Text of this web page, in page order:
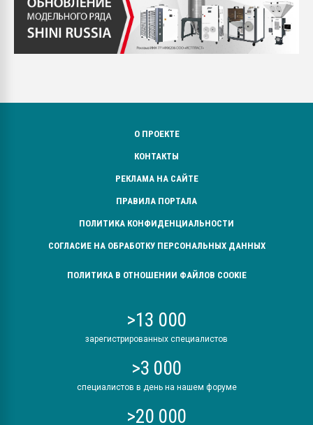
О ПРОЕКТЕ
КОНТАКТЫ
РЕКЛАМА НА САЙТЕ
ПРАВИЛА ПОРТАЛА
ПОЛИТИКА КОНФИДЕНЦИАЛЬНОСТИ
СОГЛАСИЕ НА ОБРАБОТКУ ПЕРСОНАЛЬНЫХ ДАННЫХ
ПОЛИТИКА В ОТНОШЕНИИ ФАЙЛОВ COOKIE
>13 000
зарегистрированных специалистов
>3 000
специалистов в день на нашем форуме
>20 000